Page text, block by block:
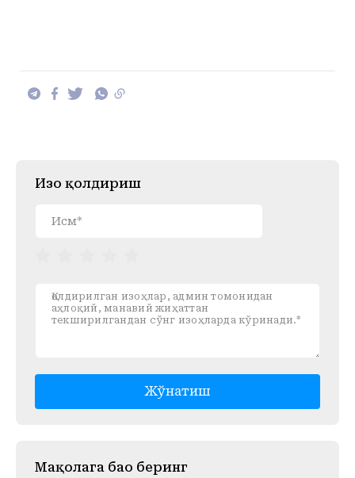
Изоҳ қолдириш
Жўнатиш
Mақолага баҳо беринг